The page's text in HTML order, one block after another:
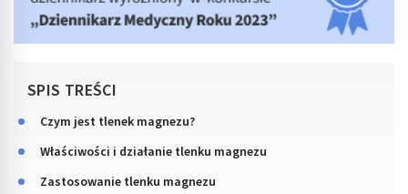
SPIS TREŚCI
Czym jest tlenek magnezu?
Właściwości i działanie tlenku magnezu
Zastosowanie tlenku magnezu